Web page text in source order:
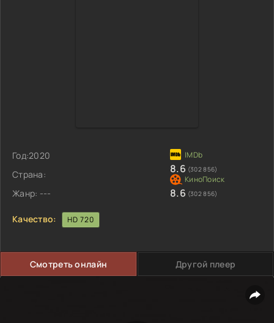
Год:2020
Страна:
Жанр: ---
8.6 (302 856)
8.6 (302 856)
Качество: HD 720
Смотреть онлайн Другой плеер